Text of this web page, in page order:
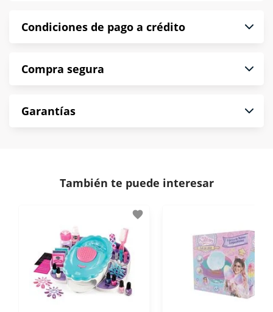
Condiciones de pago a crédito
puntualmente. Al finalizar tu compra generas el
*Sujeto a aprobación de crédito conforme a
norma de Muebles América.
Compra segura
compra es segura de principio a fin.
- Certificados de seguridad SSL y Encriptación 3D.
disposiciones legales y Códigos de Ética de la
Asociación Mexicana de Internet (AIMX).
- Nos encontramos en la lista de socios Activos de
la Asociación de Internet.MX.
Garantías
También te puede interesar
favorite